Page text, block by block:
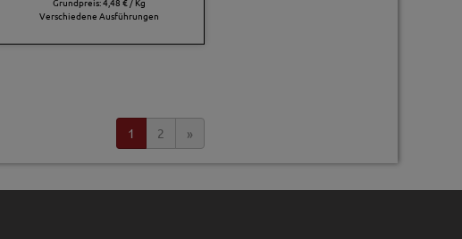
Verschiedene Ausführungen
1 2 »